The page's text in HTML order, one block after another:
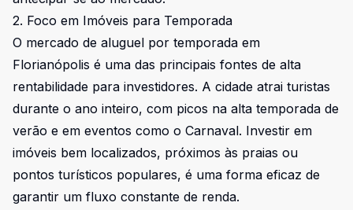
2. Foco em Imóveis para Temporada
O mercado de aluguel por temporada em
Florianópolis é uma das principais fontes de alta
rentabilidade para investidores. A cidade atrai turistas
durante o ano inteiro, com picos na alta temporada de
verão e em eventos como o Carnaval. Investir em
imóveis bem localizados, próximos às praias ou
pontos turísticos populares, é uma forma eficaz de
garantir um fluxo constante de renda.